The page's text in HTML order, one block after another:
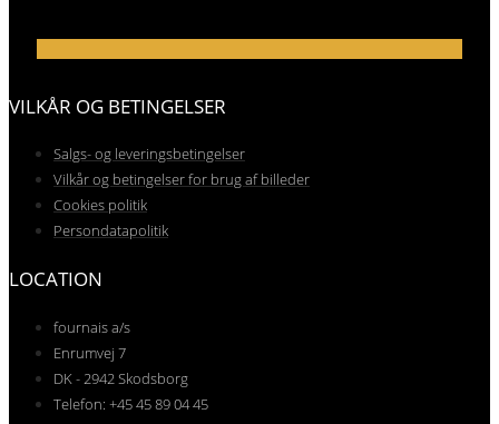
VILKÅR OG BETINGELSER
Salgs- og leveringsbetingelser
Vilkår og betingelser for brug af billeder
Cookies politik
Persondatapolitik
LOCATION
fournais a/s
Enrumvej 7
DK - 2942 Skodsborg
Telefon: +45 45 89 04 45